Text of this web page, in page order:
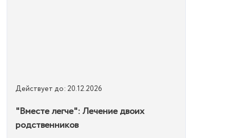
Действует до: 20.12.2026
"Вместе легче": Лечение двоих
родственников